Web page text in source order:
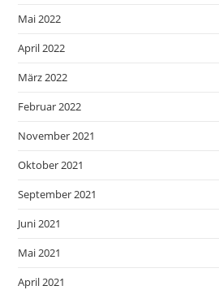
Mai 2022
April 2022
März 2022
Februar 2022
November 2021
Oktober 2021
September 2021
Juni 2021
Mai 2021
April 2021